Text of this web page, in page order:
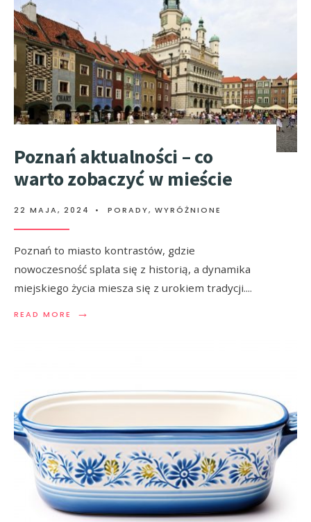
Poznań aktualności – co
warto zobaczyć w mieście
22 MAJA, 2024 • PORADY, WYRÓŻNIONE
Poznań to miasto kontrastów, gdzie
nowoczesność splata się z historią, a dynamika
miejskiego życia miesza się z urokiem tradycji....
READ MORE →